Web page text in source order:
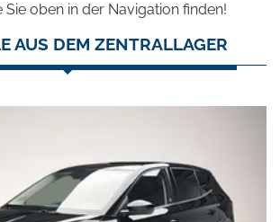
Sie oben in der Navigation finden!
AUS DEM ZENTRALLAGER